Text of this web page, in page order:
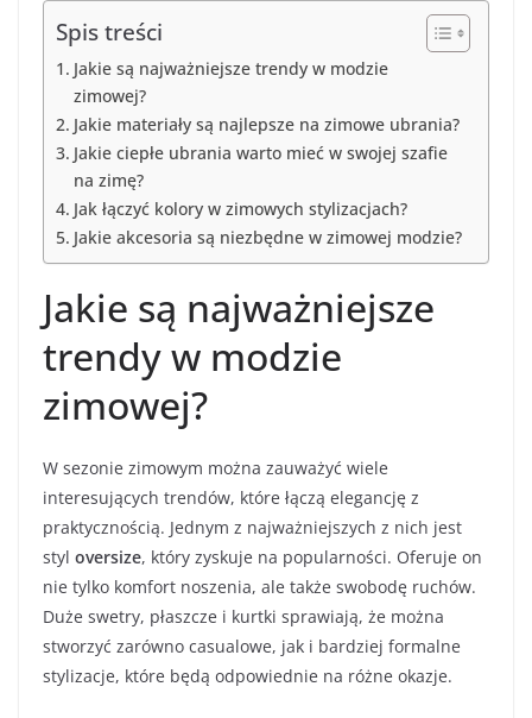
Spis treści
Jakie są najważniejsze trendy w modzie
zimowej?
Jakie materiały są najlepsze na zimowe ubrania?
Jakie ciepłe ubrania warto mieć w swojej szafie
na zimę?
Jak łączyć kolory w zimowych stylizacjach?
Jakie akcesoria są niezbędne w zimowej modzie?
Jakie są najważniejsze
trendy w modzie
zimowej?
W sezonie zimowym można zauważyć wiele
interesujących trendów, które łączą elegancję z
praktycznością. Jednym z najważniejszych z nich jest
styl oversize, który zyskuje na popularności. Oferuje on
nie tylko komfort noszenia, ale także swobodę ruchów.
Duże swetry, płaszcze i kurtki sprawiają, że można
stworzyć zarówno casualowe, jak i bardziej formalne
stylizacje, które będą odpowiednie na różne okazje.